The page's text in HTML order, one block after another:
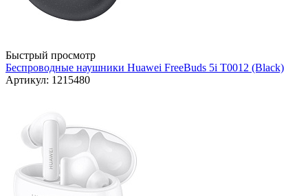
Быстрый просмотр
Беспроводные наушники Huawei FreeBuds 5i T0012 (Black)
Артикул: 1215480